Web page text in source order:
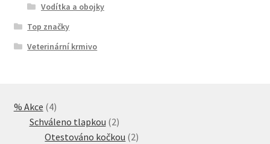
Vodítka a obojky
Top značky
Veterinární krmivo
% Akce 44
produkty
Schváleno tlapkou 22
produkty
Otestováno kočkou 22